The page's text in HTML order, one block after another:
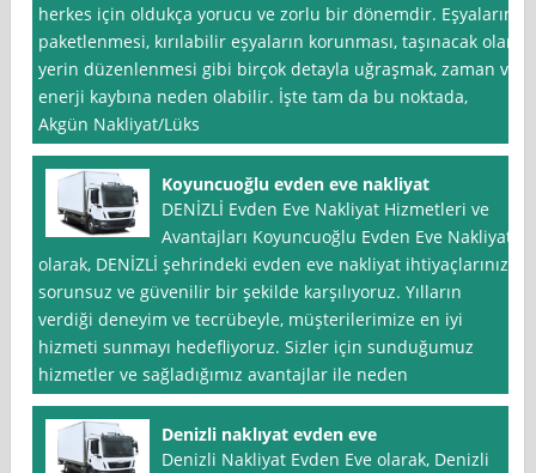
herkes için oldukça yorucu ve zorlu bir dönemdir. Eşyaların
paketlenmesi, kırılabilir eşyaların korunması, taşınacak olan
yerin düzenlenmesi gibi birçok detayla uğraşmak, zaman ve
enerji kaybına neden olabilir. İşte tam da bu noktada,
Akgün Nakliyat/Lüks
Koyuncuoğlu evden eve nakliyat
DENİZLİ Evden Eve Nakliyat Hizmetleri ve
Avantajları Koyuncuoğlu Evden Eve Nakliyat
olarak, DENİZLİ şehrindeki evden eve nakliyat ihtiyaçlarınızı
sorunsuz ve güvenilir bir şekilde karşılıyoruz. Yılların
verdiği deneyim ve tecrübeyle, müşterilerimize en iyi
hizmeti sunmayı hedefliyoruz. Sizler için sunduğumuz
hizmetler ve sağladığımız avantajlar ile neden
Denizli naklıyat evden eve
Denizli Nakliyat Evden Eve olarak, Denizli